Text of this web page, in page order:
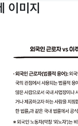
이미지